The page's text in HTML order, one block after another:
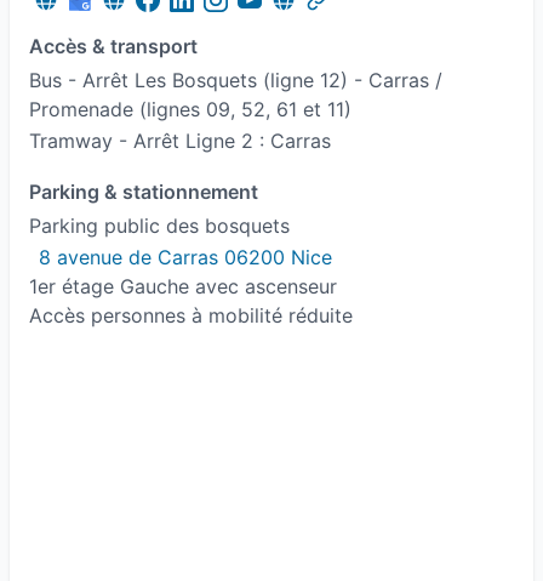
Accès & transport
Bus - Arrêt Les Bosquets (ligne 12) - Carras /
Promenade (lignes 09, 52, 61 et 11)
Tramway - Arrêt Ligne 2 : Carras
Parking & stationnement
Parking public des bosquets
8 avenue de Carras 06200 Nice
1er étage Gauche avec ascenseur
Accès personnes à mobilité réduite